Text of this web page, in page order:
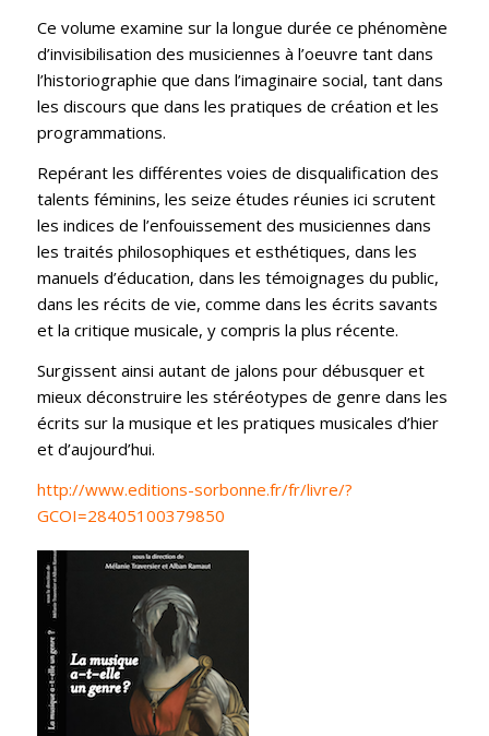
Ce volume examine sur la longue durée ce phénomène
d’invisibilisation des musiciennes à l’oeuvre tant dans
l’historiographie que dans l’imaginaire social, tant dans
les discours que dans les pratiques de création et les
programmations.
Repérant les différentes voies de disqualification des
talents féminins, les seize études réunies ici scrutent
les indices de l’enfouissement des musiciennes dans
les traités philosophiques et esthétiques, dans les
manuels d’éducation, dans les témoignages du public,
dans les récits de vie, comme dans les écrits savants
et la critique musicale, y compris la plus récente.
Surgissent ainsi autant de jalons pour débusquer et
mieux déconstruire les stéréotypes de genre dans les
écrits sur la musique et les pratiques musicales d’hier
et d’aujourd’hui.
http://www.editions-sorbonne.fr/fr/livre/?
GCOI=28405100379850